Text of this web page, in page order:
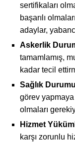
sertifikaları
başarılı
adaylar,
Askerlik
tamamlamış,
kadar tecil
Sağlık
görev
olmaları
Hizmet
karşı zorunlu